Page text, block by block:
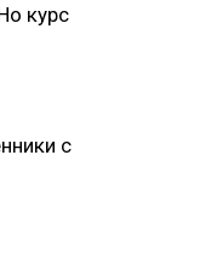
курс
с